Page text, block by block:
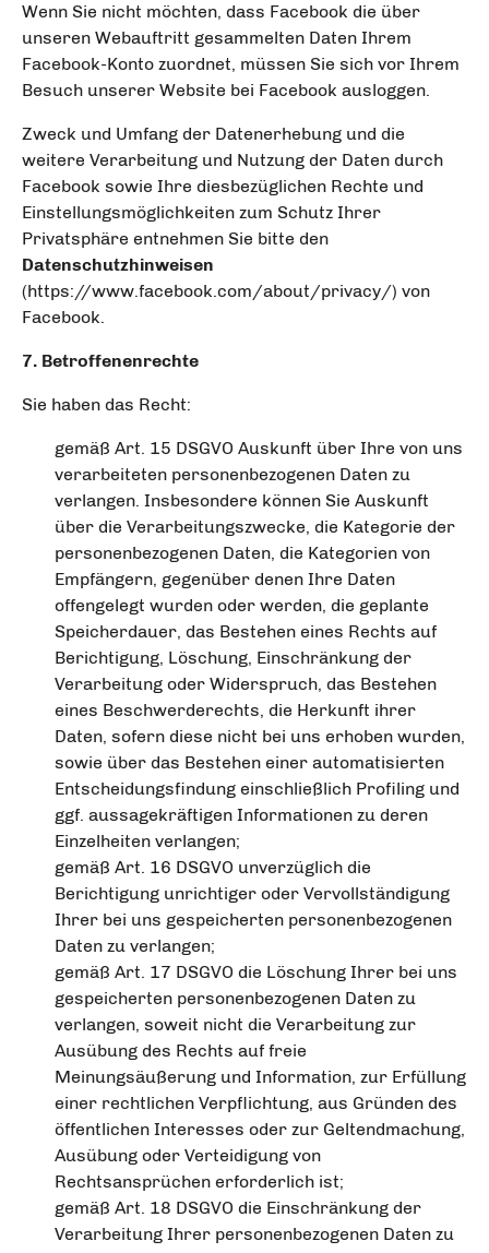
Wenn Sie nicht möchten, dass Facebook die über
unseren Webauftritt gesammelten Daten Ihrem
Facebook-Konto zuordnet, müssen Sie sich vor Ihrem
Besuch unserer Website bei Facebook ausloggen.
Zweck und Umfang der Datenerhebung und die
weitere Verarbeitung und Nutzung der Daten durch
Facebook sowie Ihre diesbezüglichen Rechte und
Einstellungsmöglichkeiten zum Schutz Ihrer
Privatsphäre entnehmen Sie bitte den
Datenschutzhinweisen
(https://www.facebook.com/about/privacy/) von
Facebook.
7. Betroffenenrechte
Sie haben das Recht:
gemäß Art. 15 DSGVO Auskunft über Ihre von uns
verarbeiteten personenbezogenen Daten zu
verlangen. Insbesondere können Sie Auskunft
über die Verarbeitungszwecke, die Kategorie der
personenbezogenen Daten, die Kategorien von
Empfängern, gegenüber denen Ihre Daten
offengelegt wurden oder werden, die geplante
Speicherdauer, das Bestehen eines Rechts auf
Berichtigung, Löschung, Einschränkung der
Verarbeitung oder Widerspruch, das Bestehen
eines Beschwerderechts, die Herkunft ihrer
Daten, sofern diese nicht bei uns erhoben wurden,
sowie über das Bestehen einer automatisierten
Entscheidungsfindung einschließlich Profiling und
ggf. aussagekräftigen Informationen zu deren
Einzelheiten verlangen;
gemäß Art. 16 DSGVO unverzüglich die
Berichtigung unrichtiger oder Vervollständigung
Ihrer bei uns gespeicherten personenbezogenen
Daten zu verlangen;
gemäß Art. 17 DSGVO die Löschung Ihrer bei uns
gespeicherten personenbezogenen Daten zu
verlangen, soweit nicht die Verarbeitung zur
Ausübung des Rechts auf freie
Meinungsäußerung und Information, zur Erfüllung
einer rechtlichen Verpflichtung, aus Gründen des
öffentlichen Interesses oder zur Geltendmachung,
Ausübung oder Verteidigung von
Rechtsansprüchen erforderlich ist;
gemäß Art. 18 DSGVO die Einschränkung der
Verarbeitung Ihrer personenbezogenen Daten zu